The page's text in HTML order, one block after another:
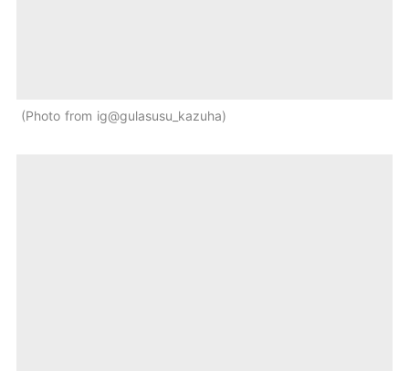
Photo from ig@gulasusu_kazuha